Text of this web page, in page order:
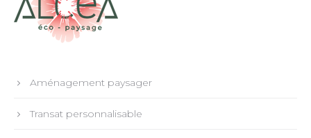
Aménagement paysager
Transat personnalisable